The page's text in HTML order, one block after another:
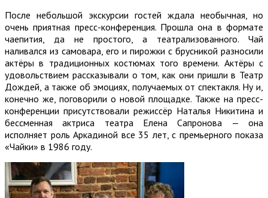
После небольшой экскурсии гостей ждала необычная, но
очень приятная пресс-конференция. Прошла она в формате
чаепития, да не простого, а театрализованного. Чай
наливался из самовара, его и пирожки с брусникой разносили
актёры в традиционных костюмах того времени. Актёры с
удовольствием рассказывали о том, как они пришли в Театр
Дождей, а также об эмоциях, получаемых от спектакля. Ну и,
конечно же, поговорили о новой площадке. Также на пресс-
конференции присутствовали режиссёр Наталья Никитина и
бессменная актриса театра Елена Сапронова — она
исполняет роль Аркадиной все 35 лет, с премьерного показа
«Чайки» в 1986 году.